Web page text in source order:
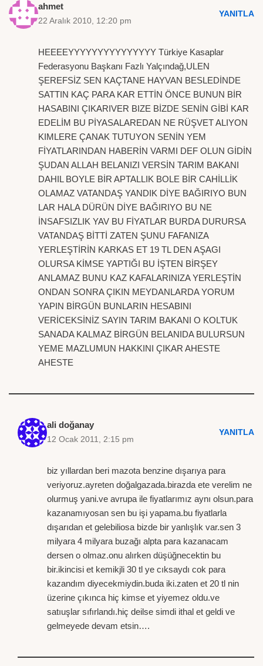
ahmet
22 Aralık 2010, 12:20 pm
YANITLA
HEEEEYYYYYYYYYYYYYYY Türkiye Kasaplar
Federasyonu Başkanı Fazlı Yalçındağ,ULEN
ŞEREFSİZ SEN KAÇTANE HAYVAN BESLEDİNDE
SATTIN KAÇ PARA KAR ETTİN ÖNCE BUNUN BİR
HASABINI ÇIKARIVER BIZE BİZDE SENİN GİBİ KAR
EDELİM BU PİYASALAREDAN NE RÜŞVET ALIYON
KIMLERE ÇANAK TUTUYON SENİN YEM
FİYATLARINDAN HABERİN VARMI DEF OLUN GİDİN
ŞUDAN ALLAH BELANIZI VERSİN TARIM BAKANI
DAHIL BOYLE BİR APTALLIK BOLE BİR CAHİLLİK
OLAMAZ VATANDAŞ YANDIK DİYE BAĞIRIYO BUN
LAR HALA DÜRÜN DİYE BAĞIRIYO BU NE
İNSAFSIZLIK YAV BU FİYATLAR BURDA DURURSA
VATANDAŞ BİTTİ ZATEN ŞUNU FAFANIZA
YERLEŞTİRİN KARKAS ET 19 TL DEN AŞAGI
OLURSA KİMSE YAPTIĞI BU İŞTEN BİRŞEY
ANLAMAZ BUNU KAZ KAFALARINIZA YERLEŞTİN
ONDAN SONRA ÇIKIN MEYDANLARDA YORUM
YAPIN BİRGÜN BUNLARIN HESABINI
VERİCEKSİNİZ SAYIN TARIM BAKANI O KOLTUK
SANADA KALMAZ BİRGÜN BELANIDA BULURSUN
YEME MAZLUMUN HAKKINI ÇIKAR AHESTE
AHESTE
ali doğanay
12 Ocak 2011, 2:15 pm
YANITLA
biz yıllardan beri mazota benzine dışarıya para
veriyoruz.ayreten doğalgazada.birazda ete verelim ne
olurmuş yani.ve avrupa ile fiyatlarımız aynı olsun.para
kazanamıyosan sen bu işi yapama.bu fiyatlarla
dışarıdan et gelebiliosa bizde bir yanlışlık var.sen 3
milyara 4 milyara buzağı alpta para kazanacam
dersen o olmaz.onu alırken düşüğnecektin bu
bir.ikincisi et kemikjli 30 tl ye cıksaydı cok para
kazandım diyecekmiydin.buda iki.zaten et 20 tl nin
üzerine çıkınca hiç kimse et yiyemez oldu.ve
satıuşlar sıfırlandı.hiç deilse simdi ithal et geldi ve
gelmeyede devam etsin….